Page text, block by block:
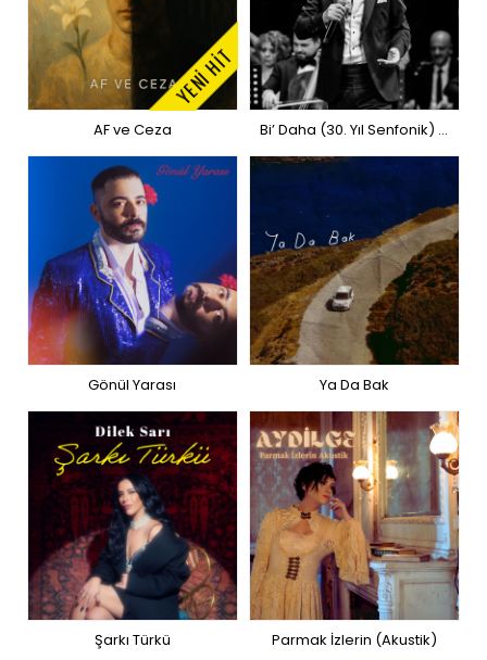
YENİ HİT
AF ve Ceza Bi’ Daha (30. Yıl Senfonik) - Live
Gönül Yarası Ya Da Bak
Şarkı Türkü Parmak İzlerin (Akustik)